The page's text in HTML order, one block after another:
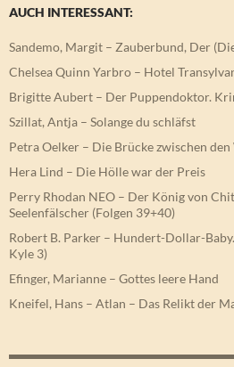
AUCH INTERESSANT:
Sandemo, Margit – Zauberbund, Der
Chelsea Quinn Yarbro – Hotel
Brigitte Aubert – Der Puppendoktor.
Szillat, Antja – Solange du schläfst
Petra Oelker – Die Brücke zwischen den
Hera Lind – Die Hölle war der Preis
Perry Rhodan NEO – Der König von
Seelenfälscher (Folgen 39+40)
Robert B. Parker – Hundert-Dollar-
Kyle 3)
Efinger, Marianne – Gottes leere Hand
Kneifel, Hans – Atlan – Das Relikt der